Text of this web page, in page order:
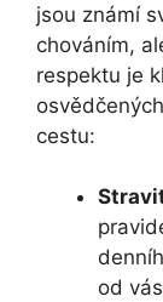
jsou známí
chováním,
respektu je
cestu:
od